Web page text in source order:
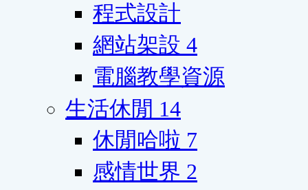
程式設計
網站架設 4
電腦教學資源
生活休閒 14
休閒哈啦 7
感情世界 2